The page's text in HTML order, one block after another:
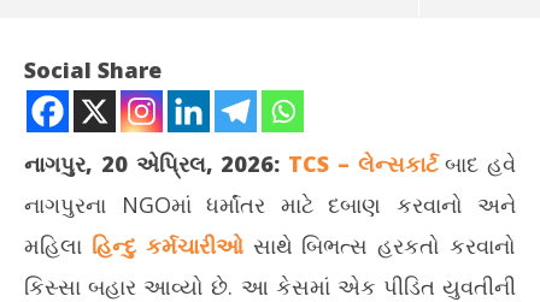
Social Share
નાગપુર, 20 એપ્રિલ, 2026: TCS – લેન્સકાર્ટબાદ હવે
નાગપુરના NGOમાં ધર્માંતર માટે દબાણ કરવાનો અને
મહિલા હિન્દુ કર્મચારીઓસાથે બિભત્સ હરકતો કરવાનો
કિસ્સા બહાર આવ્યો છે. આ કેસમાં એક પીડિત યુવતીની